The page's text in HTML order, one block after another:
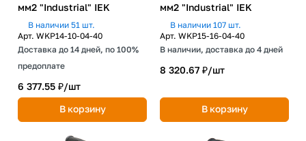
мм2 "Industrial" IEK
В наличии 51 шт.
Арт. WKP14-10-04-40
Доставка до 14 дней, по 100%
предоплате
6 377.55 ₽/шт
В корзину
мм2 "Industrial" IEK
В наличии 107 шт.
Арт. WKP15-16-04-40
В наличии, доставка до 4 дней
8 320.67 ₽/шт
В корзину